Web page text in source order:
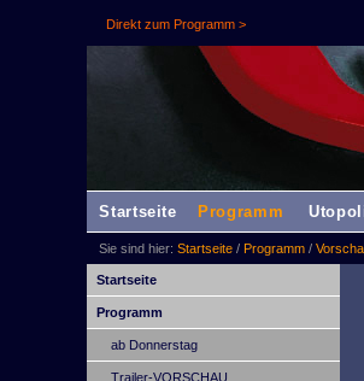
Direkt zum Programm >
Startseite Programm
Sie sind hier: Startseite / Programm /
Startseite
Programm
ab Donnerstag
Trailer-VORSCHAU